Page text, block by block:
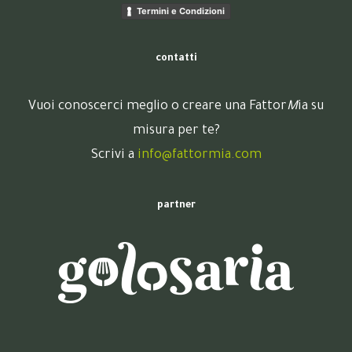
Termini e Condizioni
contatti
Vuoi conoscerci meglio o creare una FattorMia su
misura per te?
Scrivi a info@fattormia.com
partner